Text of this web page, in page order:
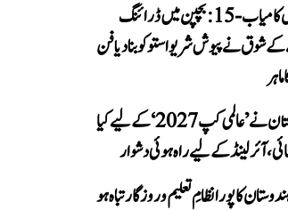
ہم ہیں کامیاب-15: بچپن میں ڈرائنگ
شوق نے پیوش شریواستو کو بنا دیا فن
ماہر
افغانستان نے ’عالمی کپ 2027‘ کے لیے کیا
آئرلینڈ کے لیے راہ ہوئی دشوار
کا پورا نظامِ تعلیم و روزگار تباہ ہو